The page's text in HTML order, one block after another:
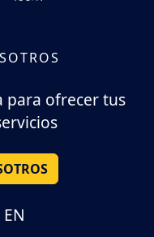
para ofrecer tus